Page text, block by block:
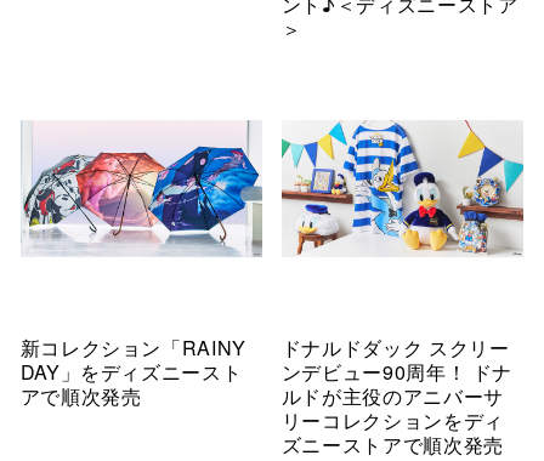
＞
新コレクション「RAINY
DAY」をディズニースト
アで順次発売
ドナルドダック スクリー
ンデビュー90周年！ ドナ
ルドが主役のアニバーサ
リーコレクションをディ
ズニーストアで順次発売